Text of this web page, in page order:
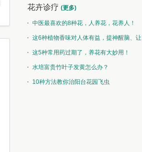
花卉诊疗 (更多)
中医最喜欢的8种花，人养花，花养人！
这6种植物香味对人体有益，提神醒脑、让
你睡的香、身体棒。
这5种常用药过期了，养花有大妙用！
水培富贵竹叶子发黄怎么办？
10种方法教你治阳台花园飞虫